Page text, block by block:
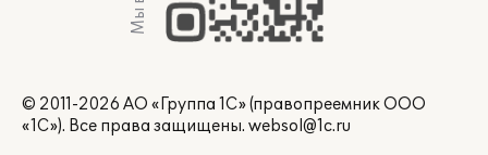
© 2011-2026 АО «Группа 1С» (правопреемник ООО
«1С»). Все права защищены. websol@1c.ru